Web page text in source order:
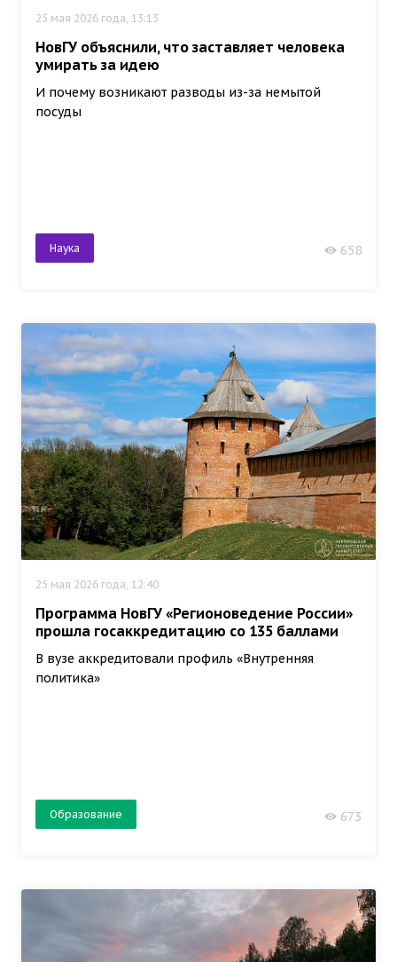
25 мая 2026 года, 13:13
НовГУ объяснили, что заставляет человека
умирать за идею
И почему возникают разводы из-за немытой
посуды
Наука 658
25 мая 2026 года, 12:40
Программа НовГУ «Регионоведение России»
прошла госаккредитацию со 135 баллами
В вузе аккредитовали профиль «Внутренняя
политика»
Образование 673